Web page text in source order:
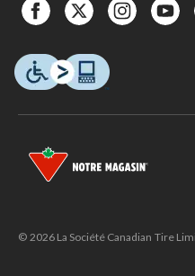
© 2026 La Société Canadian Tire